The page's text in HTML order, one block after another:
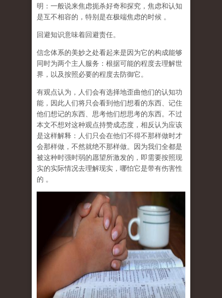
明：一般说来焦虑扼杀好奇和探究，焦虑和认知
是互不相容的，特别是在极端焦虑的时候 。
回避知识意味着回避责任。
信念体系的美妙之处看起来是因为它的构成能够
同时为两个主人服务：根据可能的程度去理解世
界，以及按照必要的程度去防御它。
有观点认为，人们会有选择地歪曲他们的认知功
能，因此人们将只会看到他们想看的东西、记住
他们想记的东西、思考他们想思考的东西。不过
本文不想对这种观点持赞成态度，相反认为应该
是这样解释：人们只会在他们不得不那样做时才
会那样做，不然就绝不那样做。因为我们全都是
被这种时强时弱的愿望所激发的，即需要按照现
实的实际情况去理解现实，哪怕它是带有伤害性
的 。